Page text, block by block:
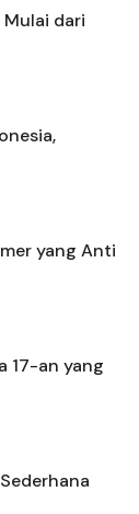
Mulai dari
yang Anti
17-an yang